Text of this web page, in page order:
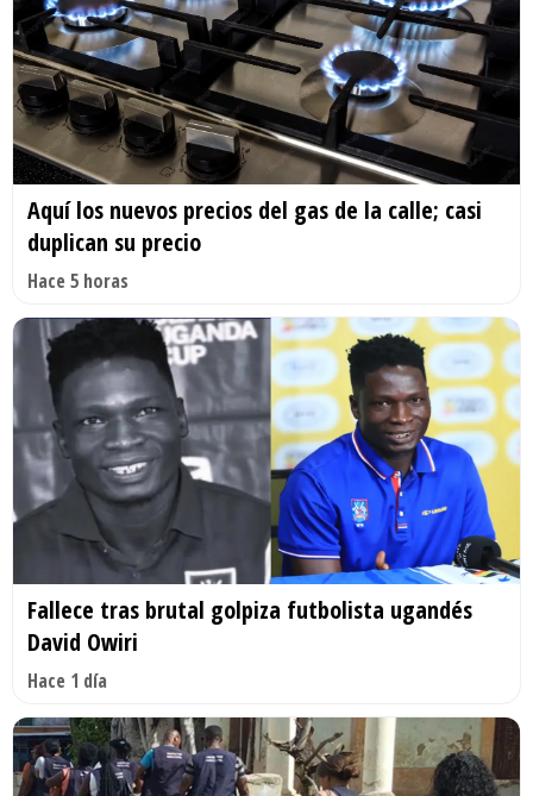
Aquí los nuevos precios del gas de la calle; casi
duplican su precio
Hace 5 horas
Fallece tras brutal golpiza futbolista ugandés
David Owiri
Hace 1 día